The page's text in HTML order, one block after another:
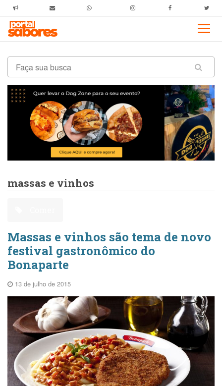
massas e vinhos
Massas e vinhos são tema de novo
festival gastronômico do
Bonaparte
13 de julho de 2015